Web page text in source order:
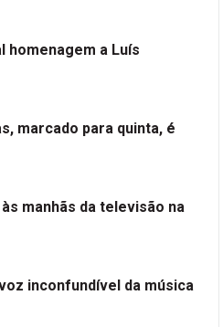
homenagem a Luís
marcado para quinta, é
manhãs da televisão na
inconfundível da música